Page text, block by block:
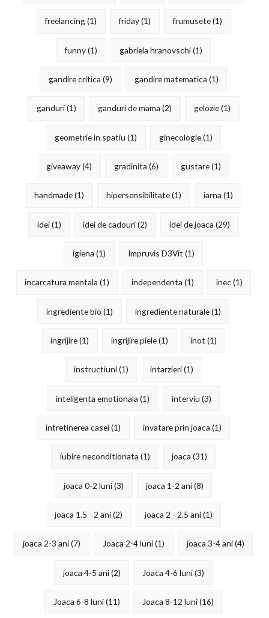
freelancing(1) friday(1) frumusete(1)
funny(1) gabriela hranovschi(1)
gandire critica (9) gandire matematica (1)
ganduri(1) ganduri de mama (2) gelozie(1)
geometrie in spatiu (1) ginecologie(1)
giveaway(4) gradinita (6) gustare(1)
handmade(1) hipersensibilitate(1) iarna (1)
idei(1) idei de cadouri(2) idei de joaca (29)
igiena (1) Impruvis D3Vit (1)
incarcatura mentala (1) independenta (1) inec(1)
ingrediente bio (1) ingrediente naturale(1)
ingrijire(1) ingrijire piele(1) inot (1)
instructiuni(1) intarzieri(1)
inteligenta emotionala (1) interviu (3)
intretinerea casei(1) invatare prin joaca (1)
iubire neconditionata (1) joaca (31)
joaca 0-2 luni(3) joaca 1-2 ani(8)
joaca 1.5 - 2 ani(2) joaca 2 - 2.5 ani(1)
joaca 2-3 ani(7) Joaca 2-4 luni(1) joaca 3-4 ani(4)
joaca 4-5 ani(2) Joaca 4-6 luni(3)
Joaca 6-8 luni(11) Joaca 8-12 luni(16)